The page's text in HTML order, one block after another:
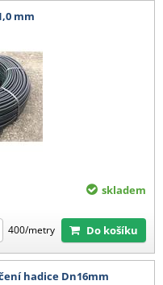
mm
skladem
400/metry Do košíku
hadice Dn16mm